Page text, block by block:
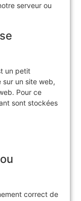
serveur ou
un petit
sur un site web,
Pour ce
sont stockées
correct de